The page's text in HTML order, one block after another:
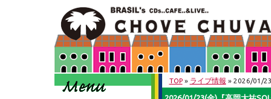
TOP» ライブ情報 » 2026/01/